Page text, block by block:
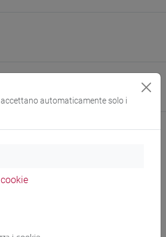
laurea
automaticamente solo i